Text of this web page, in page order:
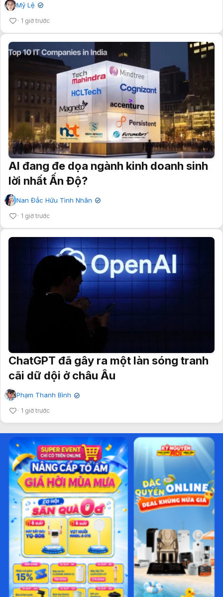
Mỹ Lệ ✔
1 giờ trước
AI đang đe dọa ngành kinh doanh sinh
lời nhất Ấn Độ?
Nan Đắc Hữu Tình Nhân ✔
1 giờ trước
ChatGPT đã gây ra một làn sóng tranh
cãi dữ dội ở châu Âu
Phạm Thanh Bình ✔
1 giờ trước